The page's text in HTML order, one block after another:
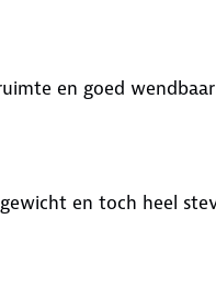
en goed wendbaar